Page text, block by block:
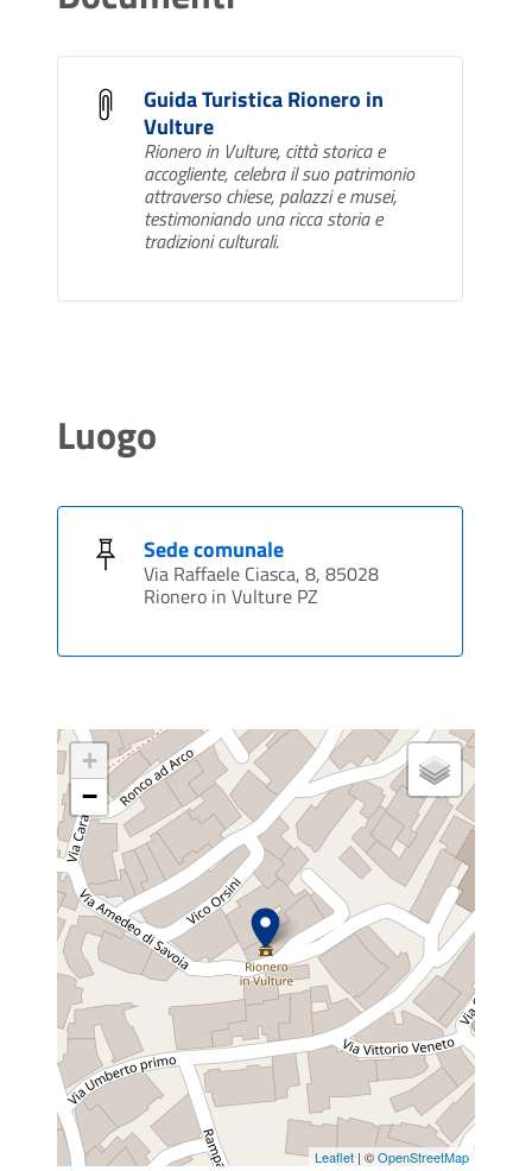
Guida Turistica Rionero in
Vulture
Rionero in Vulture, città storica e
accogliente, celebra il suo patrimonio
attraverso chiese, palazzi e musei,
testimoniando una ricca storia e
tradizioni culturali.
Luogo
Sede comunale
Via Raffaele Ciasca, 8, 85028
Rionero in Vulture PZ
+
−
Leaflet | ©OpenStreetMap